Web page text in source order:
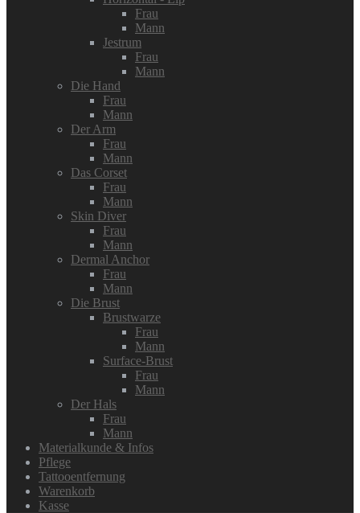
Frau
Mann
Jestrum
Frau
Mann
Die Hand
Frau
Mann
Der Arm
Frau
Mann
Das Corset
Frau
Mann
Skin Diver
Frau
Mann
Dermal Anchor
Frau
Mann
Die Brust
Brustwarze
Frau
Mann
Surface-Brust
Frau
Mann
Der Hals
Frau
Mann
Materialkunde & Infos
Pflege
Tattooentfernung
Warenkorb
Kasse